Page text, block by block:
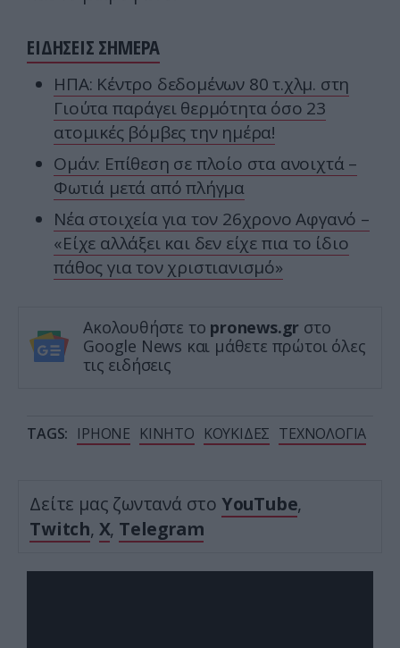
ΕΙΔΗΣΕΙΣ ΣΗΜΕΡΑ
ΗΠΑ: Κέντρο δεδομένων 80 τ.χλμ. στη
Γιούτα παράγει θερμότητα όσο 23
ατομικές βόμβες την ημέρα!
Ομάν: Επίθεση σε πλοίο στα ανοιχτά –
Φωτιά μετά από πλήγμα
Νέα στοιχεία για τον 26χρονο Αφγανό –
«Είχε αλλάξει και δεν είχε πια το ίδιο
πάθος για τον χριστιανισμό»
Ακολουθήστε το pronews.gr στο
Google News και μάθετε πρώτοι όλες
τις ειδήσεις
TAGS: IPHONE ΚΙΝΗΤΟ ΚΟΥΚΙΔΕΣ ΤΕΧΝΟΛΟΓΙΑ
Δείτε μας ζωντανά στο YouTube,
Twitch, X, Telegram